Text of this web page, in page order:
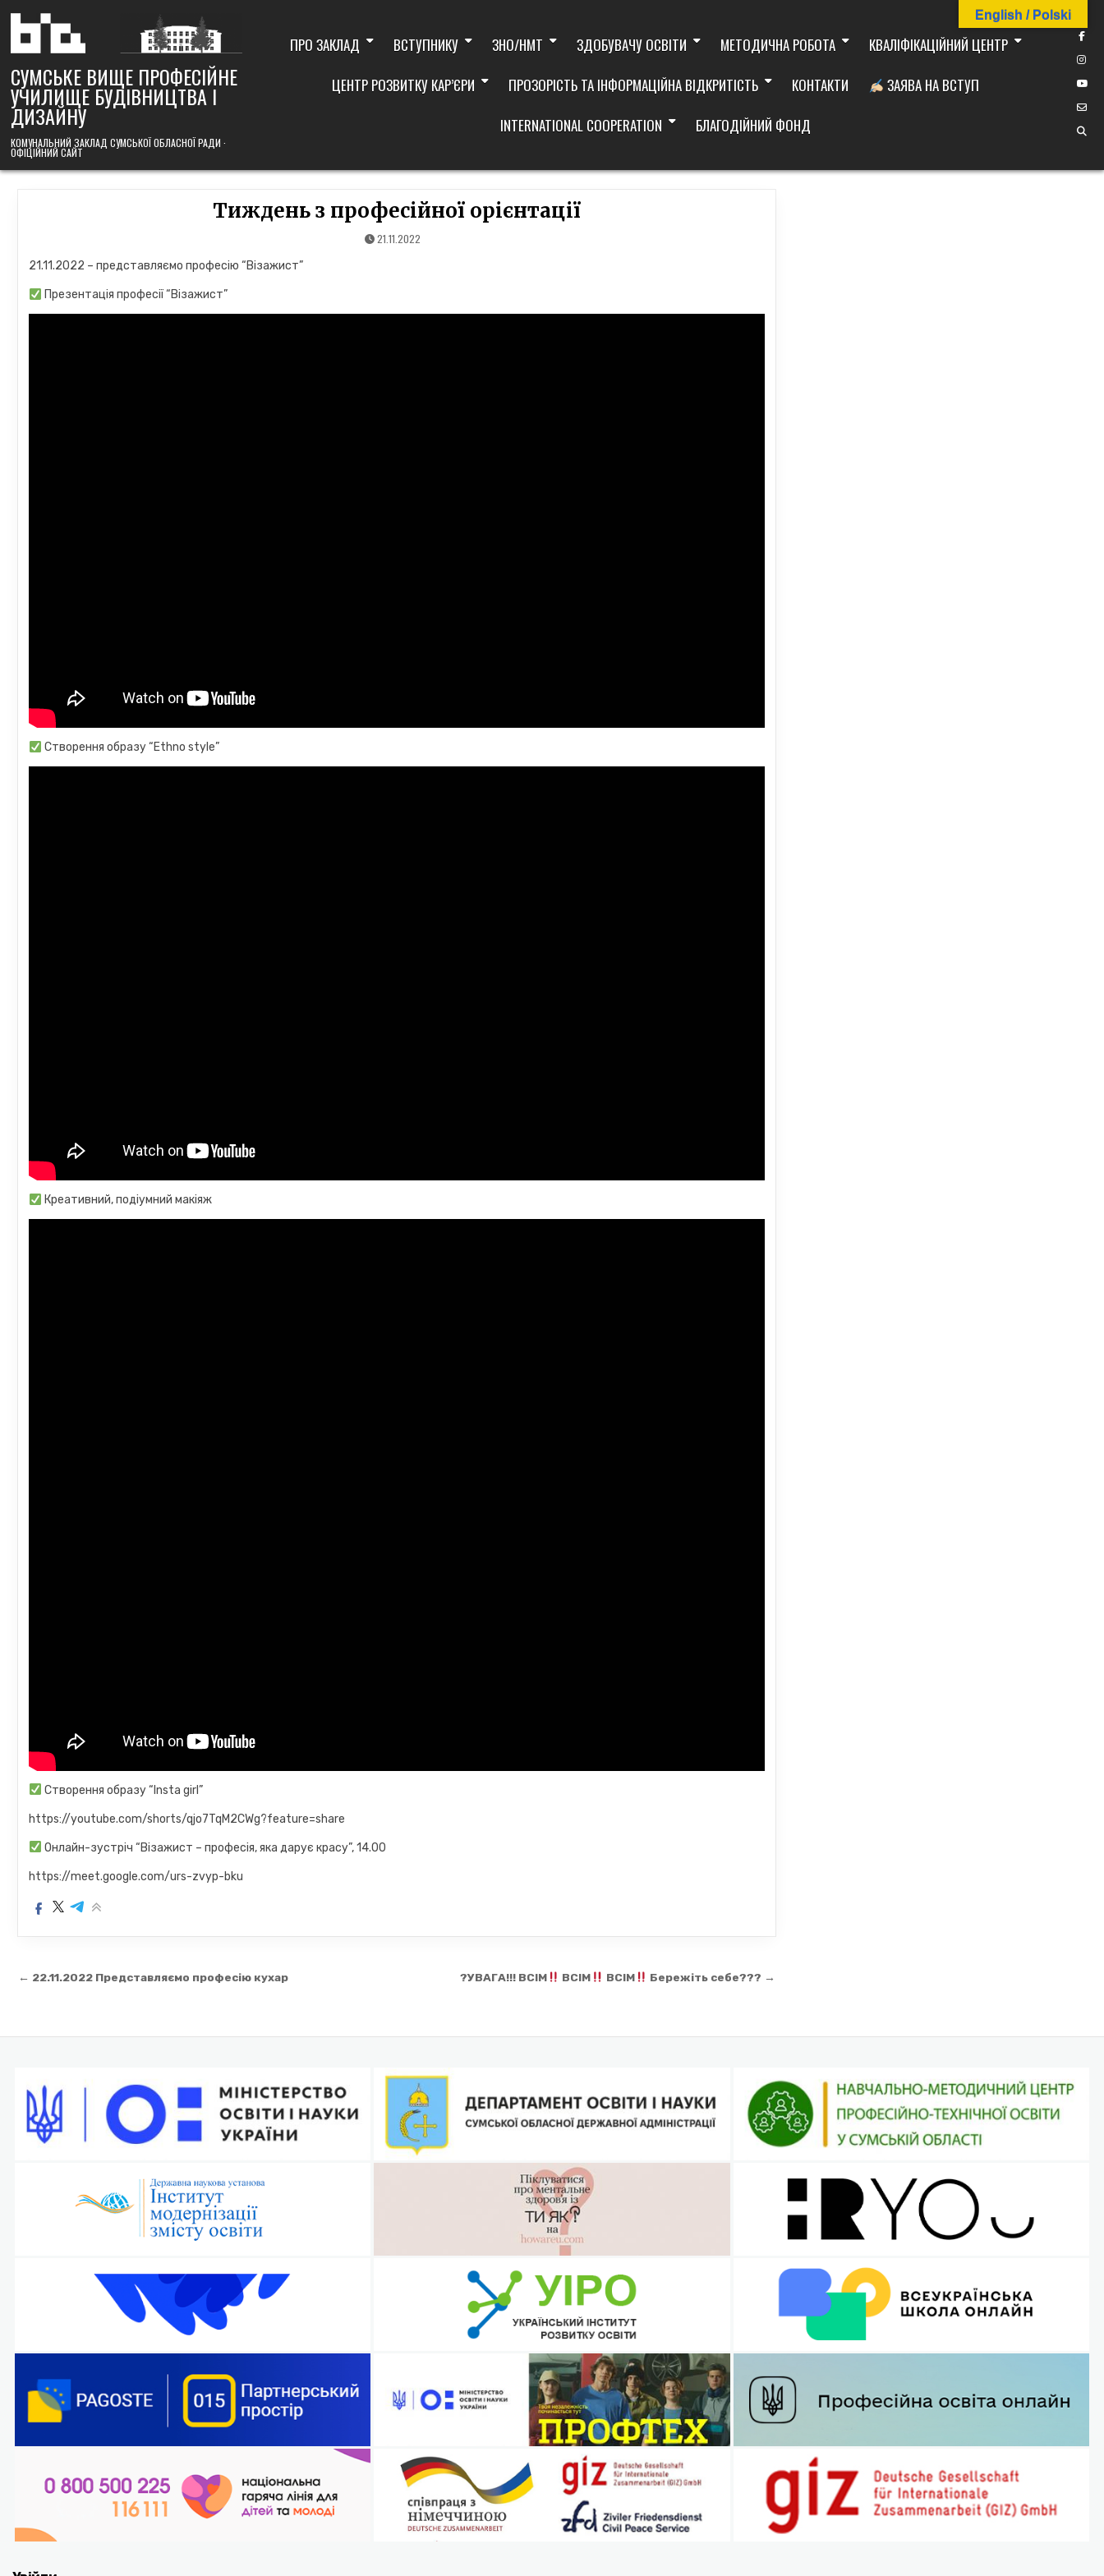
content
СУМСЬКЕ ВИЩЕ ПРОФЕСІЙНЕ
УЧИЛИЩЕ БУДІВНИЦТВА І
ДИЗАЙНУ
КОМУНАЛЬНИЙ ЗАКЛАД СУМСЬКОЇ ОБЛАСНОЇ РАДИ ·
ОФІЦІЙНИЙ САЙТ
ПРО ЗАКЛАД ВСТУПНИКУ ЗНО/НМТ ЗДОБУВАЧУ ОСВІТИ МЕТОДИЧНА РОБОТА
КВАЛІФІКАЦІЙНИЙ ЦЕНТР
ЦЕНТР РОЗВИТКУ КАР’ЄРИ
ПРОЗОРІСТЬ ТА ІНФОРМАЦІЙНА ВІДКРИТІСТЬ КОНТАКТИ
ЗАЯВА НА ВСТУП
INTERNATIONAL COOPERATION
БЛАГОДІЙНИЙ ФОНД
Тиждень з професійної орієнтації
21.11.2022
21.11.2022 – представляємо професію “Візажист”
Презентація професії “Візажист”
Створення образу “Ethno style”
Креативний, подіумний макіяж
Створення образу “Insta girl”
https://youtube.com/shorts/qjo7TqM2CWg?feature=share
Онлайн-зустріч “Візажист – професія, яка дарує красу”, 14.00
https://meet.google.com/urs-zvyp-bku
Навігація ?УВАГА!!! ВСІМ ВСІМ ВСІМ Бережіть себе??? →
← 22.11.2022 Представляємо професію кухар
English / Polski